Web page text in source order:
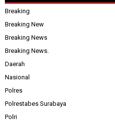
Breaking
Breaking New
Breaking News
Breaking News.
Daerah
Nasional
Polres
Polrestabes Surabaya
Polri